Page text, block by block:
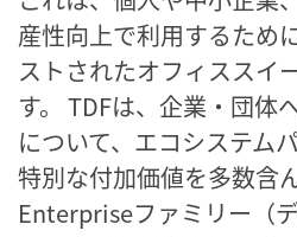
産性向上で利用するため
ストされたオフィススイ
す。 TDFは、企業・団体
について、エコシステム
特別な付加価値を多数含
Enterpriseファミリー（